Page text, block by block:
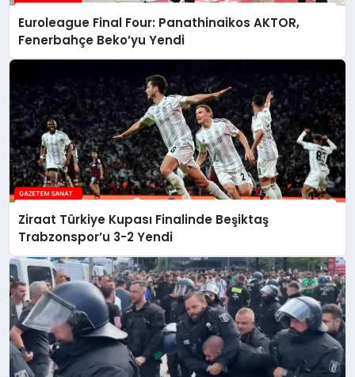
Euroleague Final Four: Panathinaikos AKTOR,
Fenerbahçe Beko’yu Yendi
Ziraat Türkiye Kupası Finalinde Beşiktaş
Trabzonspor’u 3-2 Yendi